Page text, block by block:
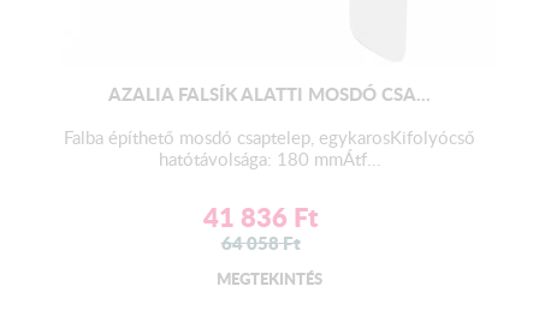
AZALIA FALSÍK ALATTI MOSDÓ CSA...
Falba építhető mosdó csaptelep, egykarosKifolyócső
hatótávolsága: 180 mmÁtf...
41 836 Ft
64 058Ft
MEGTEKINTÉS